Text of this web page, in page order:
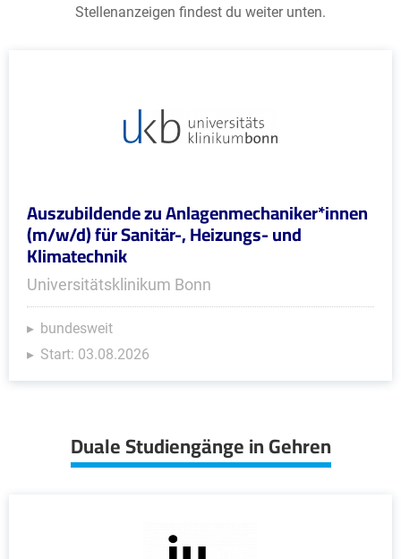
Stellenanzeigen findest du weiter unten.
Auszubildende zu Anlagenmechaniker*innen
(m/w/d) für Sanitär-, Heizungs- und
Klimatechnik
Universitätsklinikum Bonn
bundesweit
Start: 03.08.2026
Duale Studiengänge in Gehren